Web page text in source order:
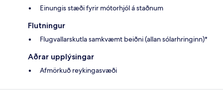
Einungis stæði fyrir mótorhjól á staðnum
Flutningur
Flugvallarskutla samkvæmt beiðni (allan sólarhringinn)*
Aðrar upplýsingar
Afmörkuð reykingasvæði